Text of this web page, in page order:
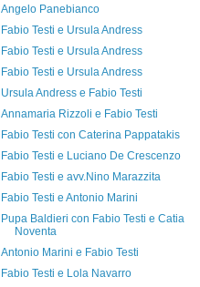
Angelo Panebianco
Fabio Testi e Ursula Andress
Fabio Testi e Ursula Andress
Fabio Testi e Ursula Andress
Ursula Andress e Fabio Testi
Annamaria Rizzoli e Fabio Testi
Fabio Testi con Caterina Pappatakis
Fabio Testi e Luciano De Crescenzo
Fabio Testi e avv.Nino Marazzita
Fabio Testi e Antonio Marini
Pupa Baldieri con Fabio Testi e Catia
Noventa
Antonio Marini e Fabio Testi
Fabio Testi e Lola Navarro